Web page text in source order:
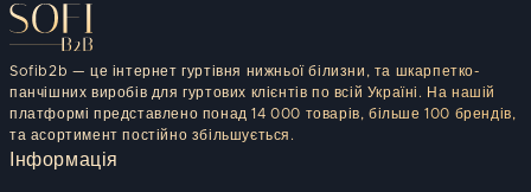
Sofib2b — це інтернет гуртівня нижньої білизни, та шкарпетко-
панчішних виробів для гуртових клієнтів по всій Україні. На нашій
платформі представлено понад 14 000 товарів, більше 100 брендів,
та асортимент постійно збільшується.
Інформація